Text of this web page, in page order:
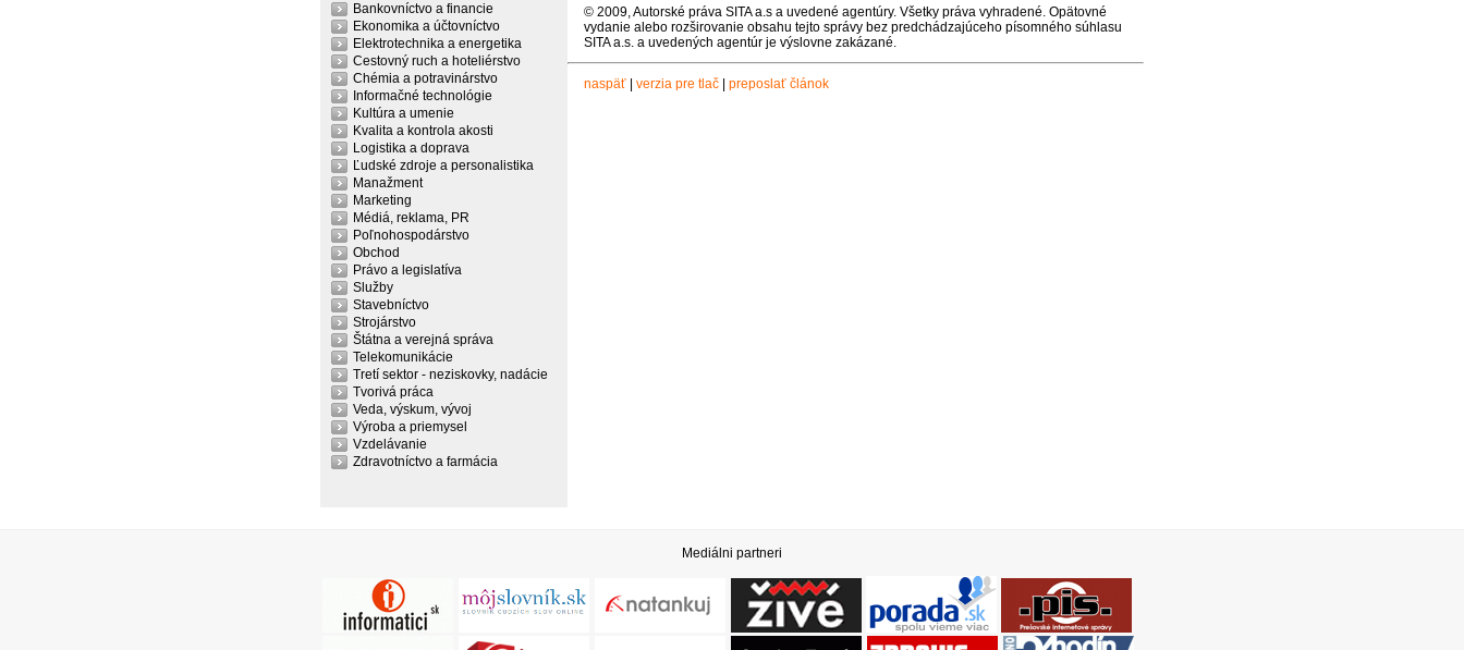
Bankovníctvo a financie
Ekonomika a účtovníctvo
Elektrotechnika a energetika
Cestovný ruch a hoteliérstvo
Chémia a potravinárstvo
Informačné technológie
Kultúra a umenie
Kvalita a kontrola akosti
Logistika a doprava
Ľudské zdroje a personalistika
Manažment
Marketing
Médiá, reklama, PR
Poľnohospodárstvo
Obchod
Právo a legislatíva
Služby
Stavebníctvo
Strojárstvo
Štátna a verejná správa
Telekomunikácie
Tretí sektor - neziskovky, nadácie
Tvorivá práca
Veda, výskum, vývoj
Výroba a priemysel
Vzdelávanie
Zdravotníctvo a farmácia
© 2009, Autorské práva SITA a.s a uvedené agentúry. Všetky práva vyhradené. Opätovné
vydanie alebo rozširovanie obsahu tejto správy bez predchádzajúceho písomného súhlasu
SITA a.s. a uvedených agentúr je výslovne zakázané.
naspäť| verzia pre tlač| preposlať článok
Mediálni partneri